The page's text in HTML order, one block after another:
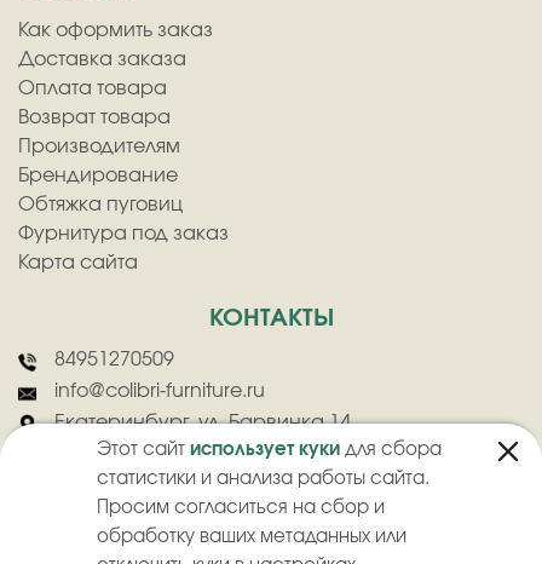
Этот сайт использует куки для сбора
статистики и анализа работы сайта.
Просим согласиться на сбор и
обработку ваших метаданных или
Как оформить заказ
Доставка заказа
Оплата товара
Возврат товара
Производителям
Брендирование
Обтяжка пуговиц
Фурнитура под заказ
Карта сайта
КОНТАКТЫ
84951270509
info@colibri-furniture.ru
Екатеринбург, ул. Барвинка 14